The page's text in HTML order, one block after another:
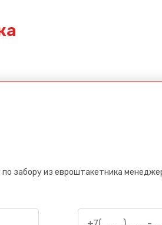
забору из евроштакетника